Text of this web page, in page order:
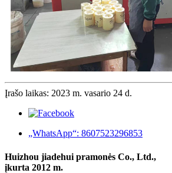
Įrašo laikas: 2023 m. vasario 24 d.
„WhatsApp“: 8607523296853
Huizhou jiadehui pramonės Co., Ltd.,
įkurta 2012 m.